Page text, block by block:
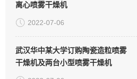
离心喷雾干燥机
2022-07-06
武汉华中某大学订购陶瓷造粒喷雾
干燥机及两台小型喷雾干燥机